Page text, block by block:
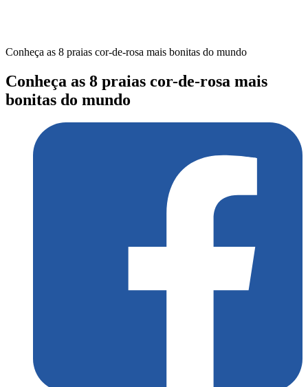
Conheça as 8 praias cor-de-rosa mais bonitas do mundo
Conheça as 8 praias cor-de-rosa mais
bonitas do mundo